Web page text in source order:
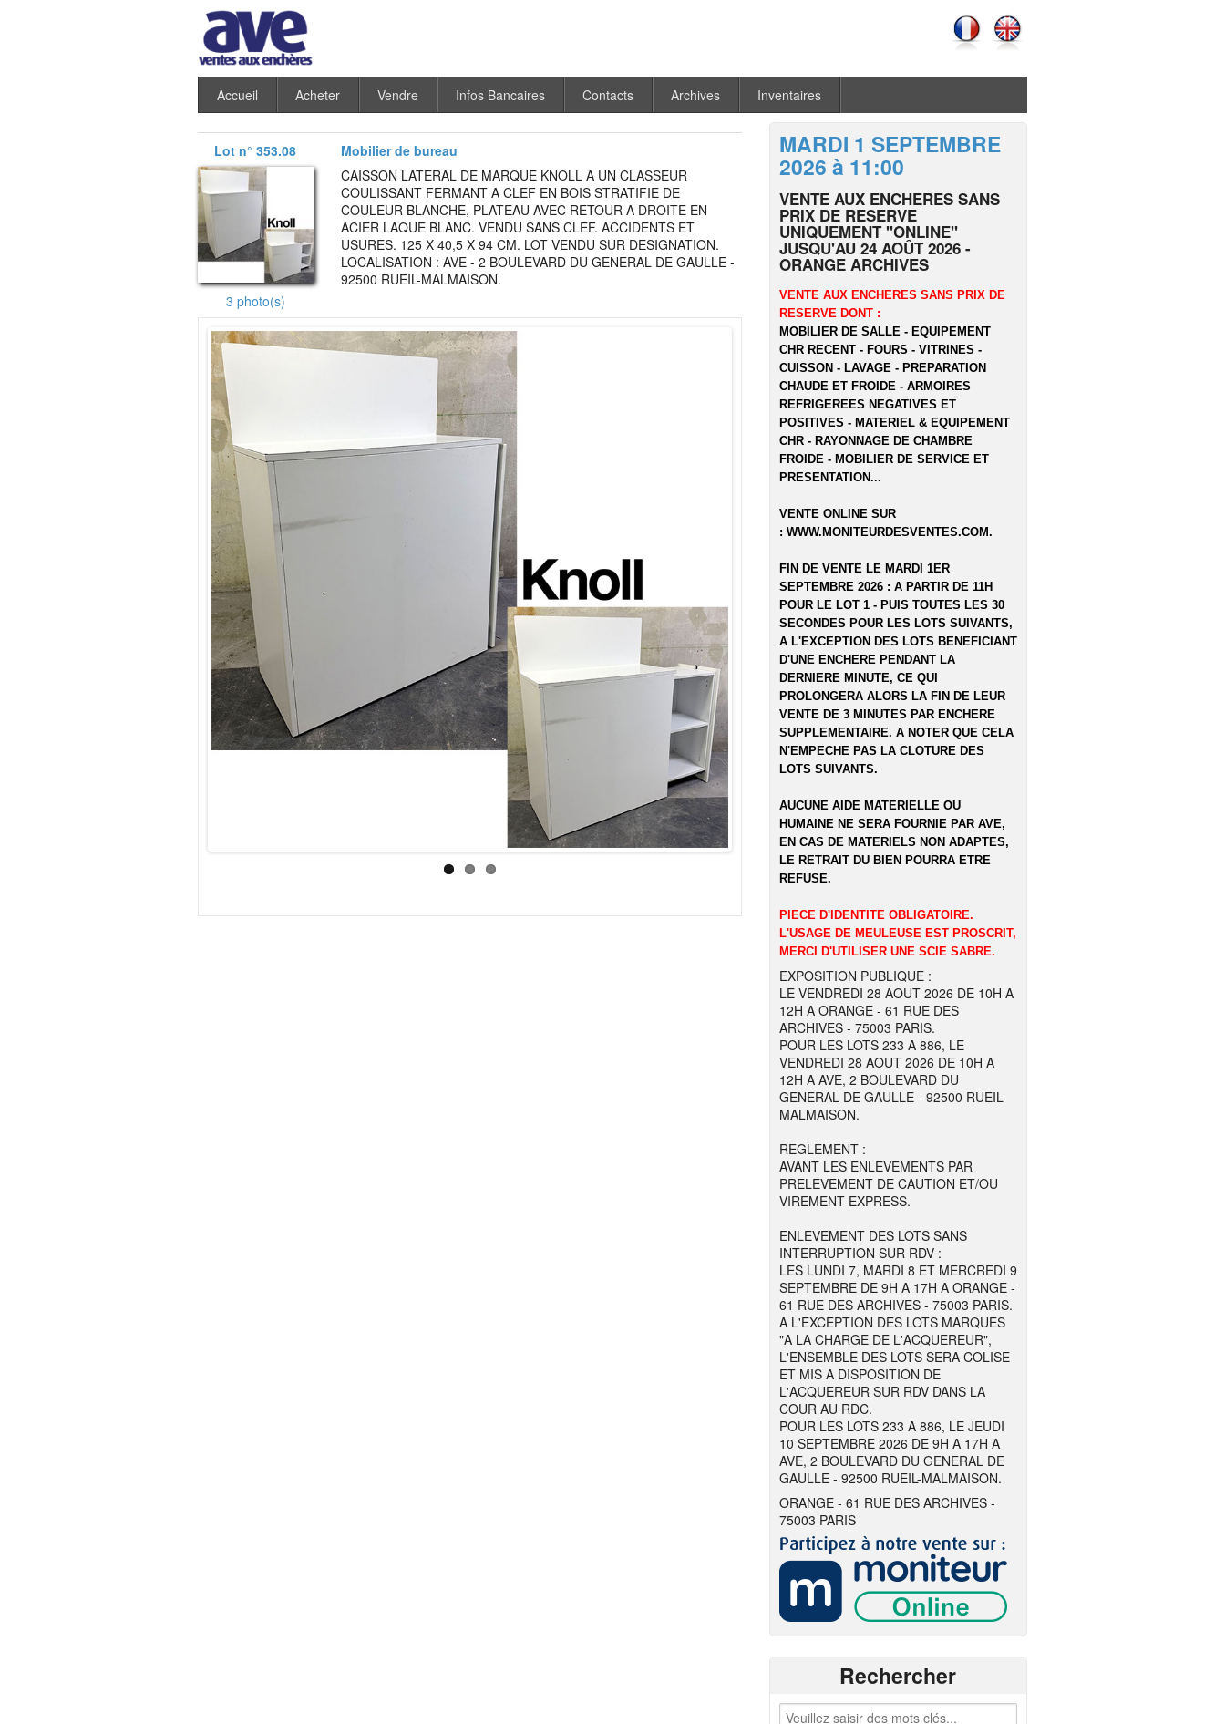
Accueil Acheter Vendre Infos Bancaires Contacts Archives Inventaires
Lot n° 353.08 Mobilier de bureau
3 photo(s)
CAISSON LATERAL DE MARQUE KNOLL A UN CLASSEUR
COULISSANT FERMANT A CLEF EN BOIS STRATIFIE DE
COULEUR BLANCHE, PLATEAU AVEC RETOUR A DROITE EN
ACIER LAQUE BLANC. VENDU SANS CLEF. ACCIDENTS ET
USURES. 125 X 40,5 X 94 CM. LOT VENDU SUR DESIGNATION.
LOCALISATION : AVE - 2 BOULEVARD DU GENERAL DE GAULLE -
92500 RUEIL-MALMAISON.
MARDI 1 SEPTEMBRE
2026 à 11:00
VENTE AUX ENCHERES SANS
PRIX DE RESERVE
UNIQUEMENT "ONLINE"
JUSQU'AU 24 AOÛT 2026 -
ORANGE ARCHIVES
VENTE AUX ENCHERES SANS PRIX DE
RESERVE DONT :
MOBILIER DE SALLE - EQUIPEMENT
CHR RECENT - FOURS - VITRINES -
CUISSON - LAVAGE - PREPARATION
CHAUDE ET FROIDE - ARMOIRES
REFRIGEREES NEGATIVES ET
POSITIVES - MATERIEL & EQUIPEMENT
CHR - RAYONNAGE DE CHAMBRE
FROIDE - MOBILIER DE SERVICE ET
PRESENTATION...
VENTE ONLINE SUR
: WWW.MONITEURDESVENTES.COM.
FIN DE VENTE LE MARDI 1ER
SEPTEMBRE 2026 : A PARTIR DE 11H
POUR LE LOT 1 - PUIS TOUTES LES 30
SECONDES POUR LES LOTS SUIVANTS,
A L'EXCEPTION DES LOTS BENEFICIANT
D'UNE ENCHERE PENDANT LA
DERNIERE MINUTE, CE QUI
PROLONGERA ALORS LA FIN DE LEUR
VENTE DE 3 MINUTES PAR ENCHERE
SUPPLEMENTAIRE. A NOTER QUE CELA
N'EMPECHE PAS LA CLOTURE DES
LOTS SUIVANTS.
AUCUNE AIDE MATERIELLE OU
HUMAINE NE SERA FOURNIE PAR AVE,
EN CAS DE MATERIELS NON ADAPTES,
LE RETRAIT DU BIEN POURRA ETRE
REFUSE.
PIECE D'IDENTITE OBLIGATOIRE.
L'USAGE DE MEULEUSE EST PROSCRIT,
MERCI D'UTILISER UNE SCIE SABRE.
EXPOSITION PUBLIQUE :
LE VENDREDI 28 AOUT 2026 DE 10H A
12H A ORANGE - 61 RUE DES
ARCHIVES - 75003 PARIS.
POUR LES LOTS 233 A 886, LE
VENDREDI 28 AOUT 2026 DE 10H A
12H A AVE, 2 BOULEVARD DU
GENERAL DE GAULLE - 92500 RUEIL-
MALMAISON.
REGLEMENT :
AVANT LES ENLEVEMENTS PAR
PRELEVEMENT DE CAUTION ET/OU
VIREMENT EXPRESS.
ENLEVEMENT DES LOTS SANS
INTERRUPTION SUR RDV :
LES LUNDI 7, MARDI 8 ET MERCREDI 9
SEPTEMBRE DE 9H A 17H A ORANGE -
61 RUE DES ARCHIVES - 75003 PARIS.
A L'EXCEPTION DES LOTS MARQUES
"A LA CHARGE DE L'ACQUEREUR",
L'ENSEMBLE DES LOTS SERA COLISE
ET MIS A DISPOSITION DE
L'ACQUEREUR SUR RDV DANS LA
COUR AU RDC.
POUR LES LOTS 233 A 886, LE JEUDI
10 SEPTEMBRE 2026 DE 9H A 17H A
AVE, 2 BOULEVARD DU GENERAL DE
GAULLE - 92500 RUEIL-MALMAISON.
ORANGE - 61 RUE DES ARCHIVES -
75003 PARIS
Rechercher